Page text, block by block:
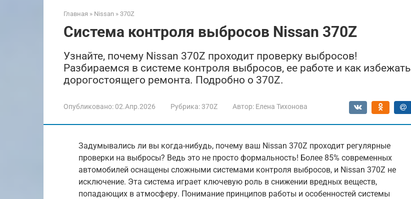
Главная » Nissan » 370Z
Система контроля выбросов Nissan 370Z
Узнайте, почему Nissan 370Z проходит проверку выбросов!
Разбираемся в системе контроля выбросов, ее работе и как избежать
дорогостоящего ремонта. Подробно о 370Z.
Опубликовано: 02.Апр.2026 Рубрика:370Z Автор: Елена Тихонова
Задумывались ли вы когда-нибудь, почему ваш Nissan 370Z проходит регулярные
проверки на выбросы? Ведь это не просто формальность! Более 85% современных
автомобилей оснащены сложными системами контроля выбросов, и Nissan 370Z не
исключение. Эта система играет ключевую роль в снижении вредных веществ,
попадающих в атмосферу. Понимание принципов работы и особенностей системы